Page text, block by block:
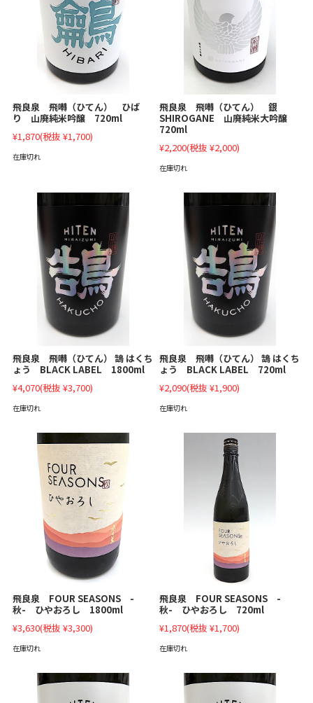
飛良泉 飛囀（ひてん） ひば
り 山廃純米吟醸 720ml
¥1,870(税抜 ¥1,700)
在庫切れ
飛良泉 飛囀（ひてん） 銀
SHIROGANE 山廃純米大吟醸
720ml
¥2,200(税抜 ¥2,000)
在庫切れ
飛良泉 飛囀（ひてん） 鵠 はくち
ょう BLACK LABEL 1800ml
¥4,070(税抜 ¥3,700)
在庫切れ
飛良泉 飛囀（ひてん） 鵠 はくち
ょう BLACK LABEL 720ml
¥2,090(税抜 ¥1,900)
在庫切れ
飛良泉 FOUR SEASONS -
秋- ひやおろし 1800ml
¥3,630(税抜 ¥3,300)
在庫切れ
飛良泉 FOUR SEASONS -
秋- ひやおろし 720ml
¥1,870(税抜 ¥1,700)
在庫切れ